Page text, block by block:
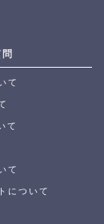
て
て
て
について